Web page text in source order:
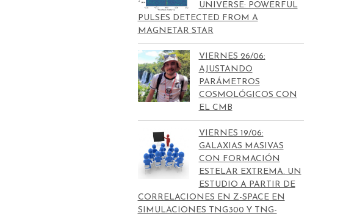
UNIVERSE: POWERFUL
PULSES DETECTED FROM A
MAGNETAR STAR
VIERNES 26/06:
AJUSTANDO
PARÁMETROS
COSMOLÓGICOS CON
EL CMB
VIERNES 19/06:
GALAXIAS MASIVAS
CON FORMACIÓN
ESTELAR EXTREMA. UN
ESTUDIO A PARTIR DE
CORRELACIONES EN Z-SPACE EN
SIMULACIONES TNG300 Y TNG-